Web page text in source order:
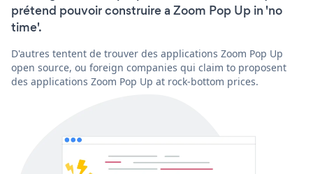
prétend pouvoir construire a Zoom Pop Up in 'no
time'.
D'autres tentent de trouver des applications Zoom Pop Up
open source, ou foreign companies qui claim to proposent
des applications Zoom Pop Up at rock-bottom prices.